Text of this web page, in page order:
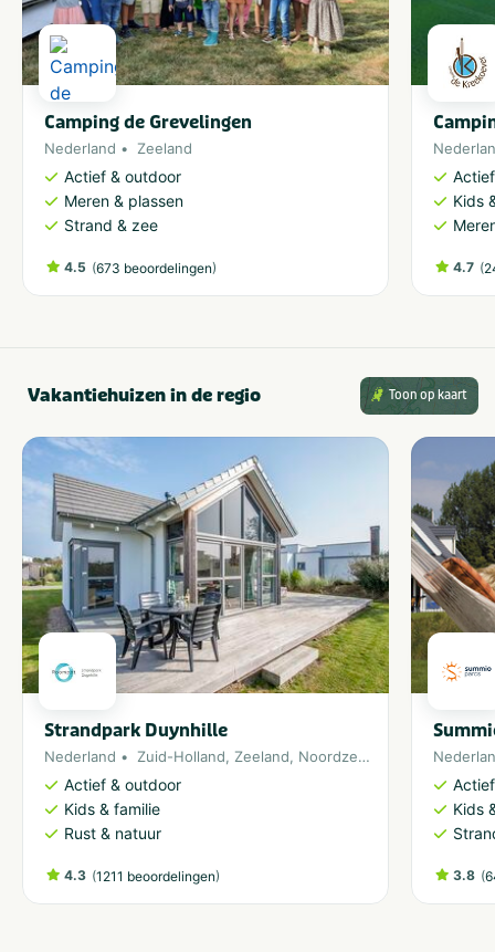
Camping de Grevelingen
Nederland Zeeland
Actief & outdoor
Meren & plassen
Strand & zee
4.5 (673 beoordelingen)
Kids
4.7 (
Vakantiehuizen in de regio Toon op kaart
Strandpark Duynhille
Nederland Zuid-Holland, Zeeland, Noordzee , Ouddorp
Actief & outdoor
Kids & familie
Rust & natuur
4.3 (1211 beoordelingen)
Kids
3.8 (